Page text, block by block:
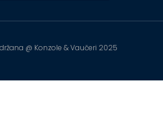
@ Konzole & Vaučeri 2025